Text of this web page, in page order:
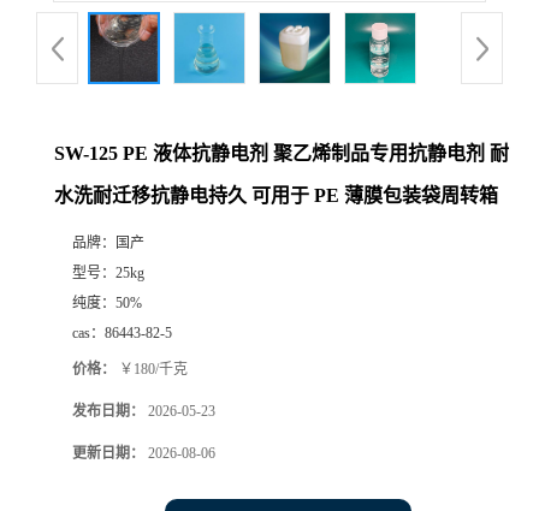
SW-125 PE 液体抗静电剂 聚乙烯制品专用抗静电剂 耐
水洗耐迁移抗静电持久 可用于 PE 薄膜包装袋周转箱
品牌：
国产
型号： 25kg
纯度： 50%
cas： 86443-82-5
价格： ￥180/千克
发布日期： 2026-05-23
更新日期： 2026-08-06